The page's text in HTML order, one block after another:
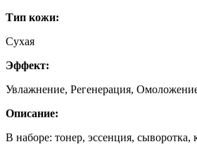
Тип кожи:
Сухая
Эффект:
Увлажнение, Регенерация,
Описание:
В наборе: тонер, эссенция, сыворотка,